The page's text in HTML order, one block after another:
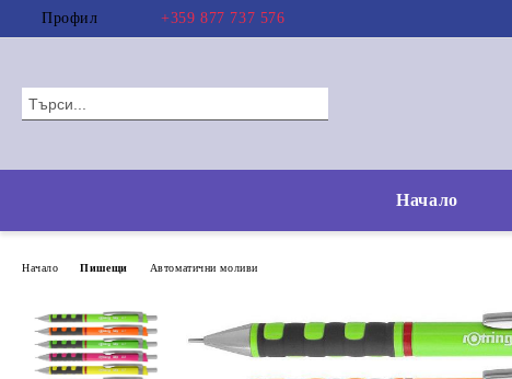
Профил +359 877 737 576
Начало
Начало Пишещи Автоматични моливи